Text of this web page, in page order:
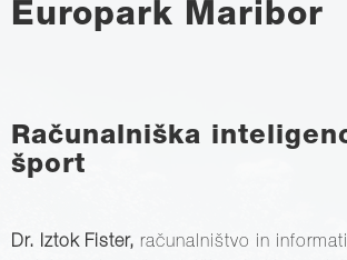
Europark Maribor
Računalniška
šport
Dr. Iztok Fister, računalništvo in